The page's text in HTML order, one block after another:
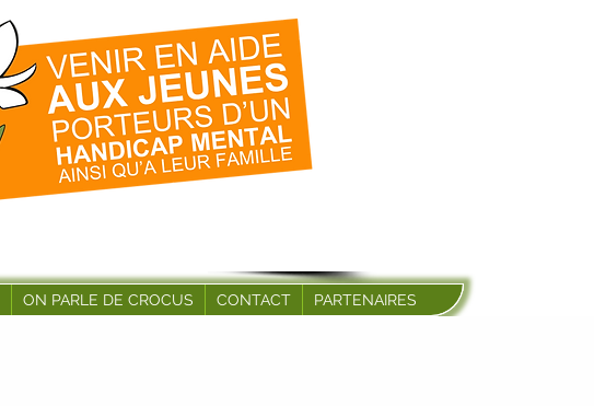
ON PARLE DE CROCUS CONTACT PARTENAIRES